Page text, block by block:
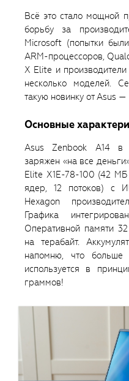
Всё это стало мощной
борьбу за
Microsoft (попытки
ARM-процессоров,
X Elite и производители
несколько моделей.
такую новинку от Asus
Основные
Asus Zenbook A14 в
заряжен «на все
Elite X1E-78-100 (42
ядер, 12 потоков) с
Hexagon
Графика
Оперативной памяти
на терабайт.
напомню, что
используется в
граммов!